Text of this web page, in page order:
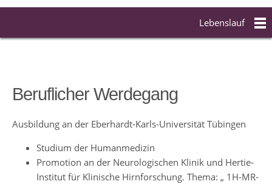
Lebenslauf
Beruflicher Werdegang
Ausbildung an der Eberhardt-Karls-Universität Tübingen
Studium der Humanmedizin
Promotion an der Neurologischen Klinik und Hertie-
Institut für Klinische Hirnforschung. Thema: „ 1H-MR-